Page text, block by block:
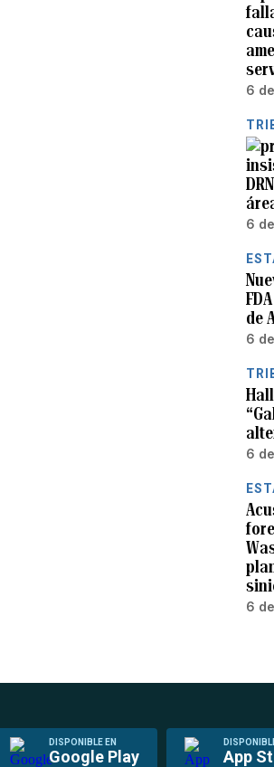
6
6
de
6
6
6
DISPONIBLE EN
Google Play App